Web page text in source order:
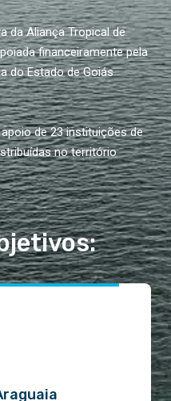
da Aliança Tropical de
financeiramente pela
do Estado de Goiás
de 23 instituições de
no território